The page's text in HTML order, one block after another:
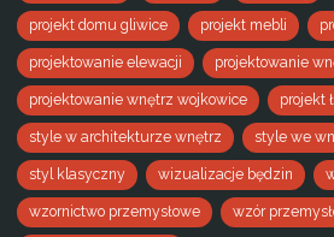
projekt domu gliwice projekt mebli
projektowanie elewacji projektowanie
projektowanie wnętrz wojkowice projekt
style w architekturze wnętrz style we
styl klasyczny wizualizacje będzin
wzornictwo przemysłowe wzór